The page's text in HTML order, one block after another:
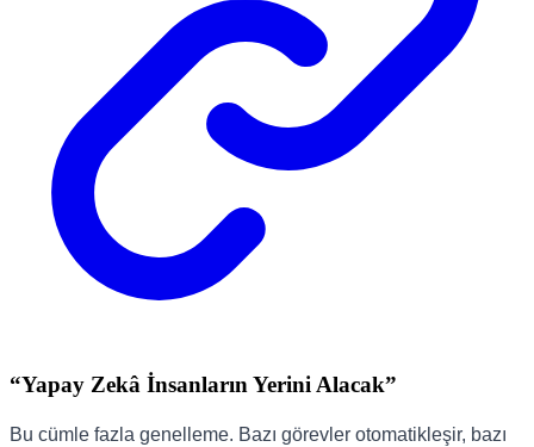
“Yapay Zekâ İnsanların Yerini Alacak”
Bu cümle fazla genelleme. Bazı görevler otomatikleşir, bazı